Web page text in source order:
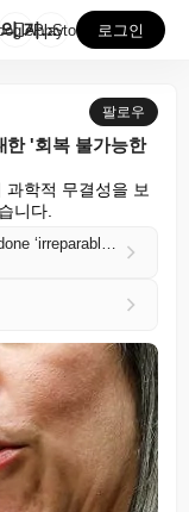
전 CDC 관계자, RFK 주니어의 기관에 대한 '회복...
AppStore 로그인
팔로우
한 '회복 불가능한
학적 무결성을 보
니다.
Former CDC official says RFK Jr. has done ‘irreparable harm’ to his agency: ‘Really difficult to recover from’